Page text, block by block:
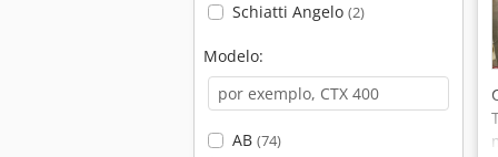
Schiatti Angelo (2)
Modelo:
AB (74)